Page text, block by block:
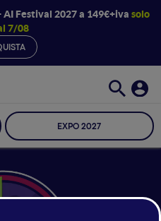
AI Festival 2027 a 149€+iva solo
7/08
EXPO 2027